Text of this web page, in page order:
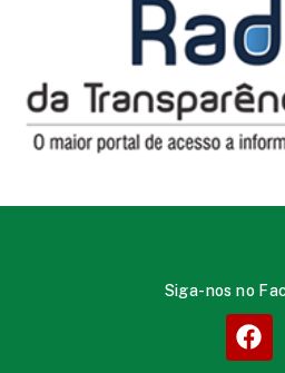
Siga-nos no